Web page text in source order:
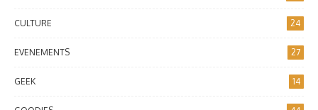
CULTURE 24
EVENEMENTS 27
GEEK 14